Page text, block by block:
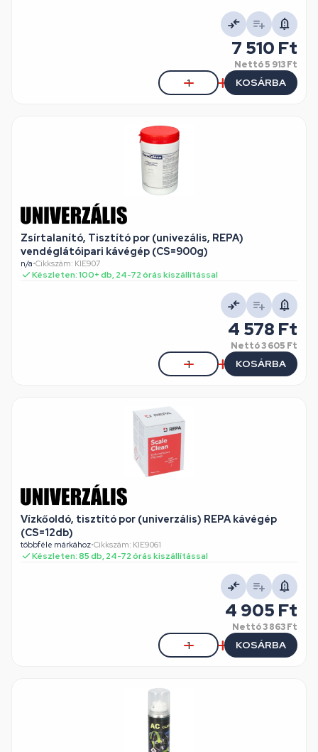
7 510 Ft
Nettó5 913 Ft
KOSÁRBA
Zsírtalanító, Tisztító por (univezális, REPA)
vendéglátóipari kávégép (CS=900g)
n/a•Cikkszám: KIE907
Készleten: 100+ db, 24-72 órás kiszállítással
4 578 Ft
Nettó3 605 Ft
KOSÁRBA
Vízkőoldó, tisztító por (univerzális) REPA kávégép
(CS=12db)
többféle márkához•Cikkszám: KIE9061
Készleten: 85 db, 24-72 órás kiszállítással
4 905 Ft
Nettó3 863 Ft
KOSÁRBA